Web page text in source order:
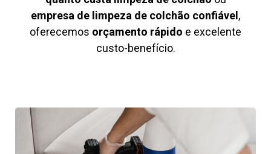
empresa de limpeza de colchão confiável ,
oferecemos orçamento rápido e excelente
custo-benefício.